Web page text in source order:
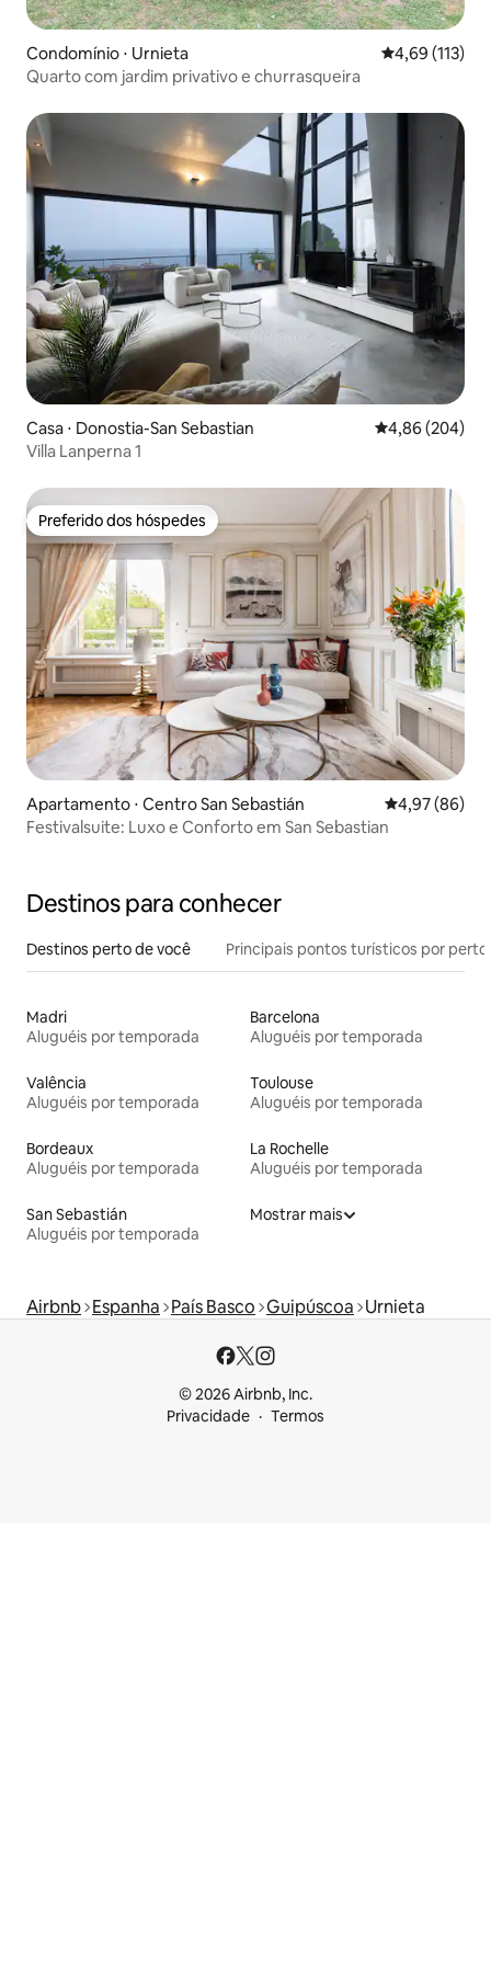
Condomínio ⋅ Urnieta 4,69 de uma
4,69 (113)
Quarto com jardim privativo e churrasqueira
Casa ⋅ Donostia-San Sebastian 4,86 de uma
4,86 (204)
Villa Lanperna 1
Preferido dos hóspedes
Preferido dos hóspedes
Apartamento ⋅ Centro San Sebastián 4,97 de uma
4,97 (86)
Festivalsuite: Luxo e Conforto em San Sebastian
Destinos para conhecer
Destinos perto de você Principais pontos turísticos por perto
Madri
Aluguéis por temporada
Barcelona
Aluguéis por temporada
Valência
Aluguéis por temporada
Toulouse
Aluguéis por temporada
Bordeaux
Aluguéis por temporada
La Rochelle
Aluguéis por temporada
San Sebastián
Aluguéis por temporada
Mostrar mais
Airbnb Espanha País Basco Guipúscoa Urnieta
© 2026 Airbnb, Inc.
Privacidade
Termos